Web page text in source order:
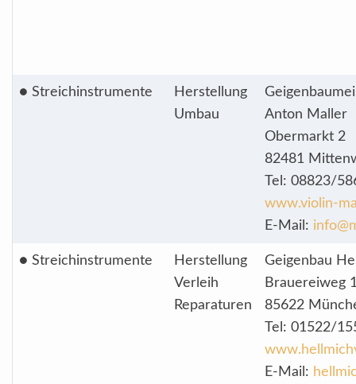
● Streichinstrumente
Herstellung
Umbau
Anton Maller
Obermarkt 2
82481
Tel: 08823/
www.violin-
E-Mail:
● Streichinstrumente
Herstellung
Verleih
Reparaturen
Geigenbau
Brauereiweg
85622
Tel: 01522/
E-Mail: